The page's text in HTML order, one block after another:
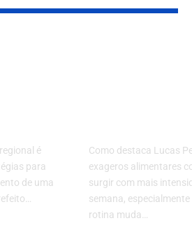
é
para
de uma
Como destaca Lucas
exageros alimentares
surgir com mais
semana,
rotina muda…